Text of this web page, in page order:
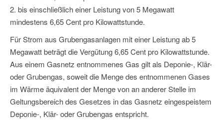
2. bis einschließlich einer Leistung von 5 Megawatt
mindestens 6,65 Cent pro Kilowattstunde.
Für Strom aus Grubengasanlagen mit einer Leistung ab 5
Megawatt beträgt die Vergütung 6,65 Cent pro Kilowattstunde.
Aus einem Gasnetz entnommenes Gas gilt als Deponie-, Klär-
oder Grubengas, soweit die Menge des entnommenen Gases
im Wärme äquivalent der Menge von an anderer Stelle im
Geltungsbereich des Gesetzes in das Gasnetz eingespeistem
Deponie-, Klär- oder Grubengas entspricht.